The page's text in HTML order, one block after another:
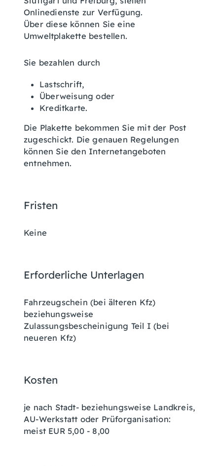
Onlinedienste zur Verfügung.
Über diese können Sie eine
Umweltplakette bestellen.
Sie bezahlen durch
Lastschrift,
Überweisung oder
Kreditkarte.
Die Plakette bekommen Sie mit der Post
zugeschickt. Die genauen Regelungen
können Sie den Internetangeboten
entnehmen.
Fristen
Keine
Erforderliche Unterlagen
Fahrzeugschein (bei älteren Kfz)
beziehungsweise
Zulassungsbescheinigung Teil I (bei
neueren Kfz)
Kosten
je nach Stadt- beziehungsweise Landkreis,
AU-Werkstatt oder Prüforganisation:
meist EUR 5,00 - 8,00